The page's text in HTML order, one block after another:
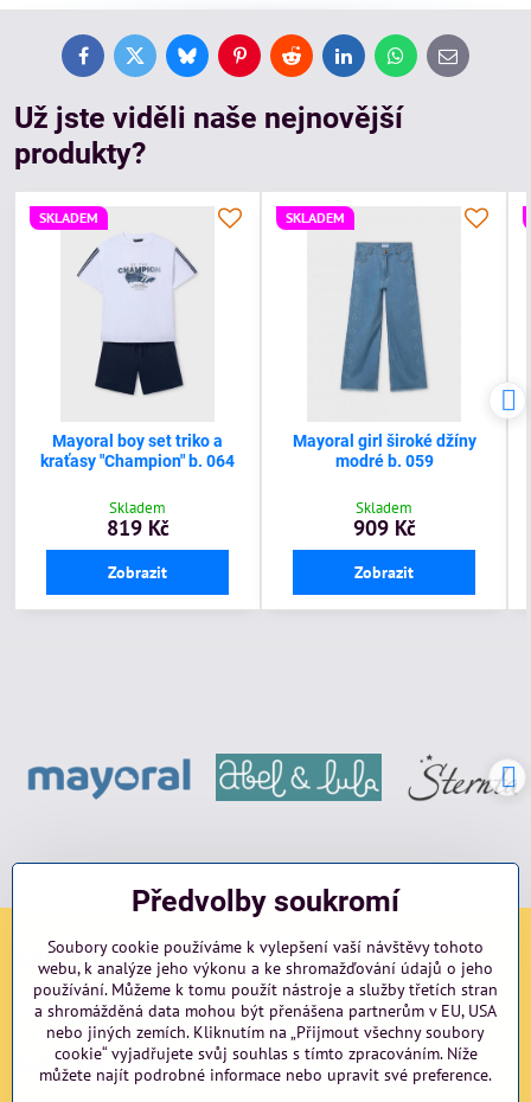
FacebookTwitterBlueskyPinterestReddit LinkedInWhatsApp
E-
mail
Už jste viděli naše nejnovější
produkty?
SKLADEM
Mayoral boy set triko a
kraťasy "Champion" b. 064
Skladem
819 Kč
Zobrazit
SKLADEM
Mayoral girl široké džíny
modré b. 059
Skladem
909 Kč
Zobrazit
Sociální sítě
Facebook Instagram blog
Důležité odkazy
Předvolby soukromí
Soubory cookie používáme k vylepšení vaší návštěvy tohoto
webu, k analýze jeho výkonu a ke shromažďování údajů o jeho
používání. Můžeme k tomu použít nástroje a služby třetích stran
a shromážděná data mohou být přenášena partnerům v EU, USA
nebo jiných zemích. Kliknutím na „Přijmout všechny soubory
cookie“ vyjadřujete svůj souhlas s tímto zpracováním. Níže
můžete najít podrobné informace nebo upravit své preference.